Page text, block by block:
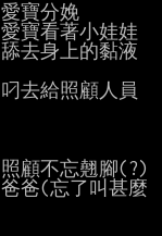
叼去給照顧人員
爸爸(忘了叫甚麼